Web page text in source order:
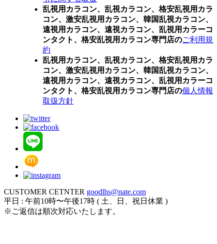
乱視用カラコン、乱視カラコン、格安乱視用カラ
コン、激安乱視用カラコン、韓国乱視カラコン、
遠視用カラコン、遠視カラコン、乱視用カラーコ
ンタクト、格安乱視用カラコン専門店のご利用規
約
乱視用カラコン、乱視カラコン、格安乱視用カラ
コン、激安乱視用カラコン、韓国乱視カラコン、
遠視用カラコン、遠視カラコン、乱視用カラーコ
ンタクト、格安乱視用カラコン専門店の個人情報
取扱方針
CUSTOMER CETNTER goodlhs@nate.com
平日 : 午前10時〜午後17時 ( 土、日、祝日休業 )
※ご返信は順次対応いたします。